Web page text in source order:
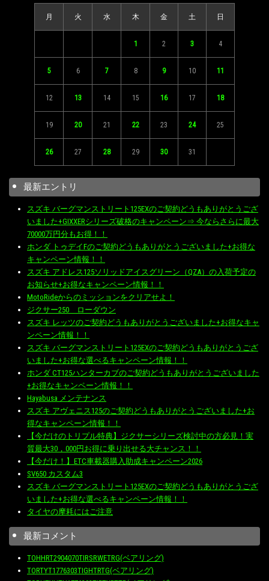
月 火 水 木 金 土 日
1 2 3 4
5 6 7 8 9 10 11
12 13 14 15 16 17 18
19 20 21 22 23 24 25
26 27 28 29 30 31
最新エントリ
スズキ バーグマンストリート125EXのご契約どうもありがとうござ
いました+GIXXERシリーズ破格のキャンペーン⇒ 今ならさらに最大
70000万円分もお得！！
ホンダ トゥデイFのご契約どうもありがとうございました+お得な
キャンペーン情報！！
スズキ アドレス125ソリッドアイスグリーン（QZA）の入荷予定の
お知らせ+お得なキャンペーン情報！！
MotoRideからのミッションをクリアせよ！
ジクサー250 ローダウン
スズキ レッツのご契約どうもありがとうございました+お得なキャ
ンペーン情報！！
スズキ バーグマンストリート125EXのご契約どうもありがとうござ
いました+お得な選べるキャンペーン情報！！
ホンダ CT125ハンターカブのご契約どうもありがとうございました
+お得なキャンペーン情報！！
Hayabusa メンテナンス
スズキ アヴェニス125のご契約どうもありがとうございました+お
得なキャンペーン情報！！
【今だけのトリプル特典】ジクサーシリーズ検討中の方必見！実
質最大30，000円お得に乗り出せる大チャンス！！
【今だけ！】ETC車載器購入助成キャンペーン2026
SV650 カスタム3
スズキ バーグマンストリート125EXのご契約どうもありがとうござ
いました+お得な選べるキャンペーン情報！！
タイヤの摩耗にはご注意
最新コメント
TOHHRT2904070TIRSRWETRG(ベアリング)
TORTYT1776303TIGHTRTG(ベアリング)